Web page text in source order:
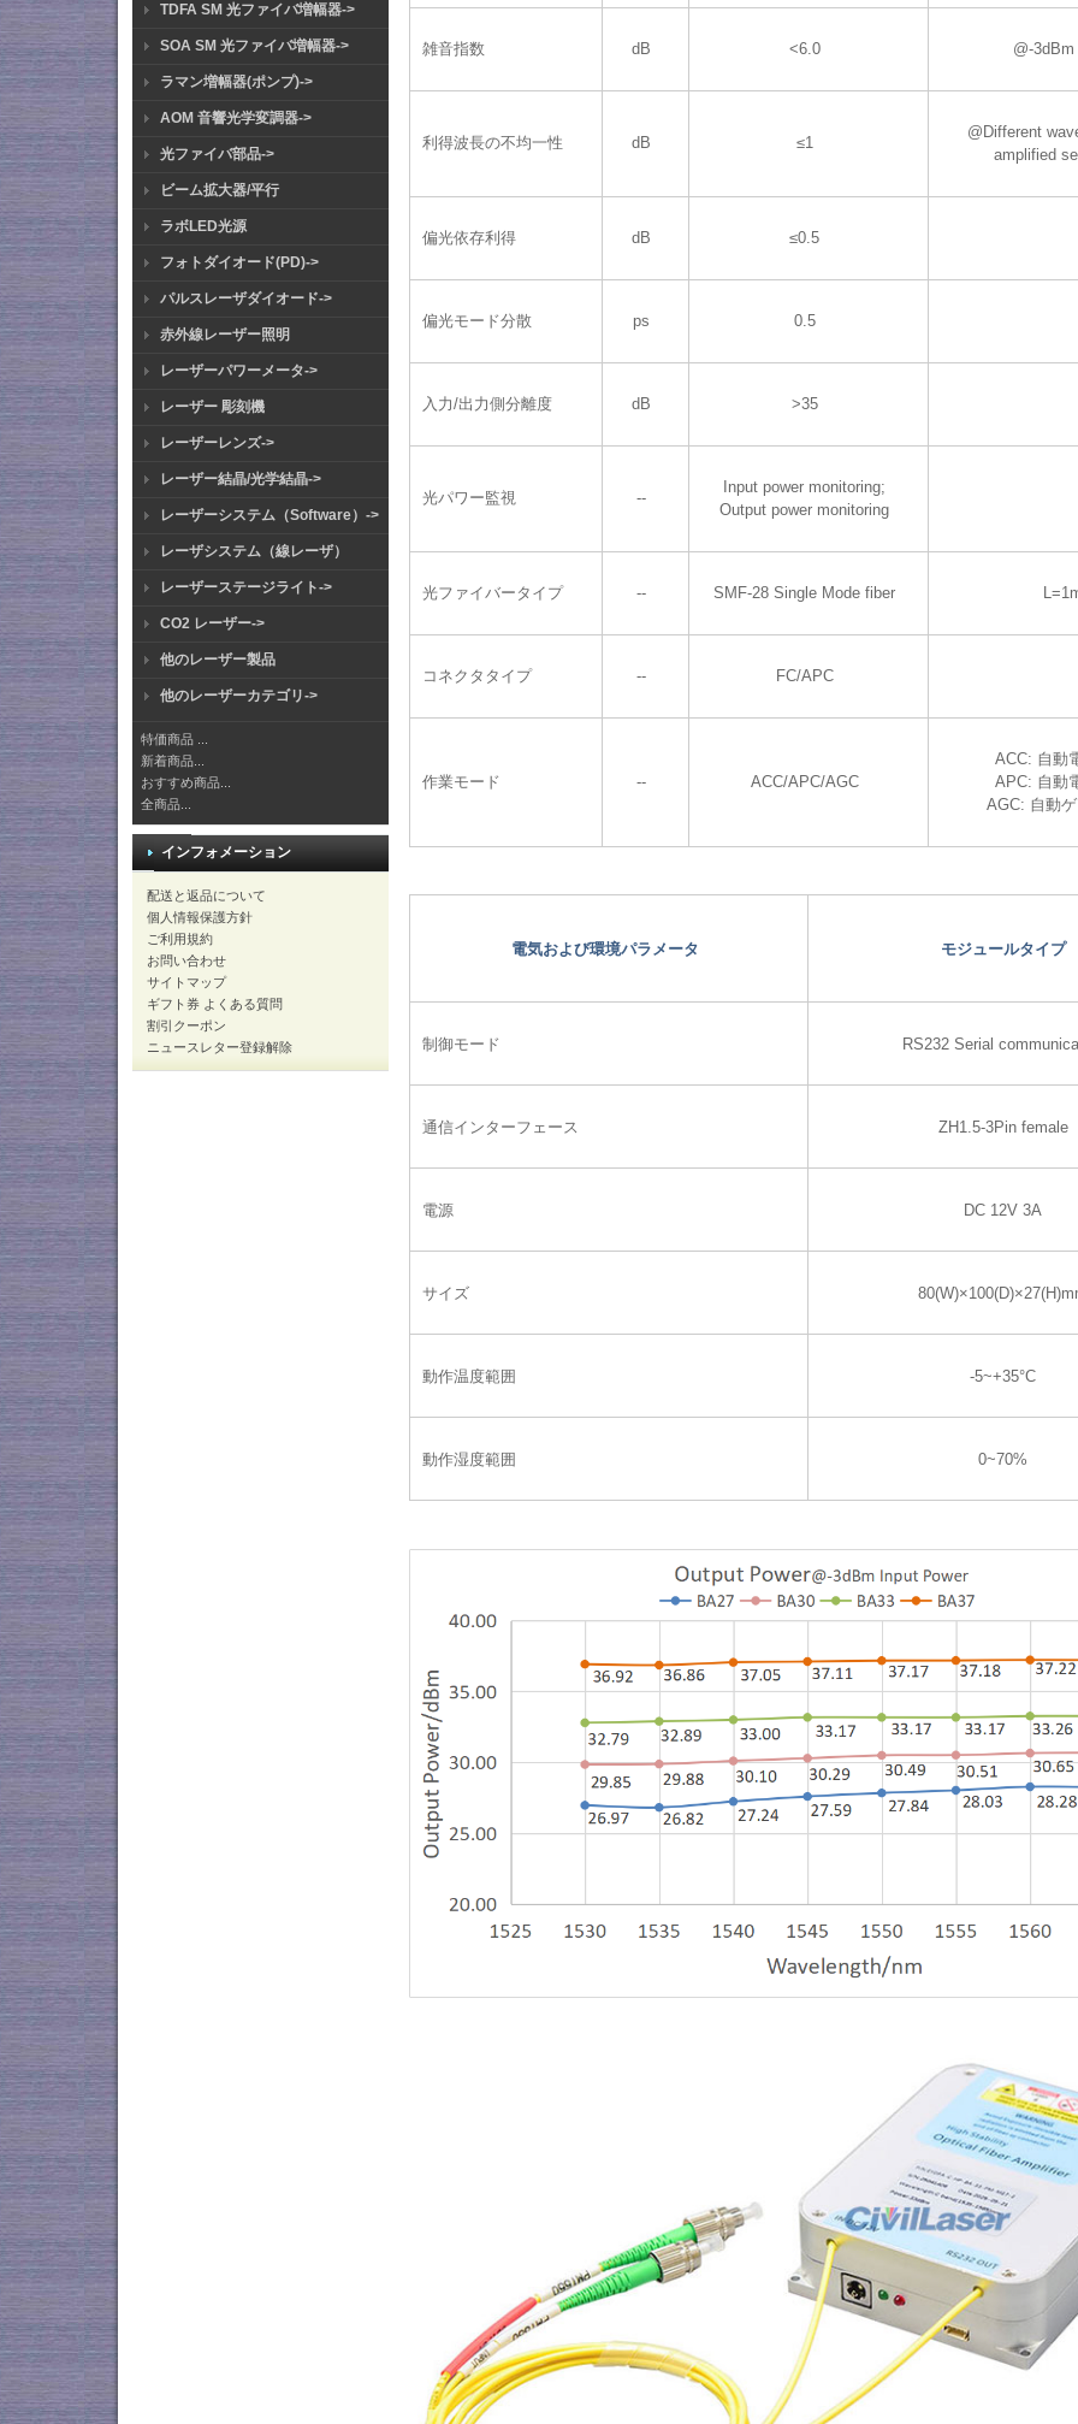
TDFA SM 光ファイバ増幅器->
SOA SM 光ファイバ増幅器->
ラマン増幅器(ポンプ)->
AOM 音響光学変調器->
光ファイバ部品->
ビーム拡大器/平行
ラボLED光源
フォトダイオード(PD)->
パルスレーザダイオード->
赤外線レーザー照明
レーザーパワーメータ->
レーザー 彫刻機
レーザーレンズ->
レーザー結晶/光学結晶->
レーザーシステム（Software）->
レーザシステム（線レーザ）
レーザーステージライト->
CO2 レーザー->
他のレーザー製品
他のレーザーカテゴリ->
特価商品 ...
新着商品...
おすすめ商品...
全商品...
インフォメーション
配送と返品について
個人情報保護方針
ご利用規約
お問い合わせ
サイトマップ
ギフト券 よくある質問
割引クーポン
ニュースレター登録解除
雑音指数 dB <6.0 @-
利得波長の不均一性 dB ≤1
@Different
amplified
偏光依存利得 dB ≤0.5
偏光モード分散 ps 0.5
入力/出力側分離度 dB >35
光パワー監視 --
Input power monitoring;
Output power monitoring
光ファイバータイプ -- SMF-28 Single Mode fiber
コネクタタイプ -- FC/APC
作業モード -- ACC/APC/AGC
ACC: 自動
APC: 自動
AGC: 自動
電気および環境パラメータ モジュールタイプ
制御モード RS232 Serial
通信インターフェース ZH1.5-3Pin female
電源 DC 12V 3A
サイズ
動作温度範囲 -5~+35°C
動作湿度範囲 0~70%